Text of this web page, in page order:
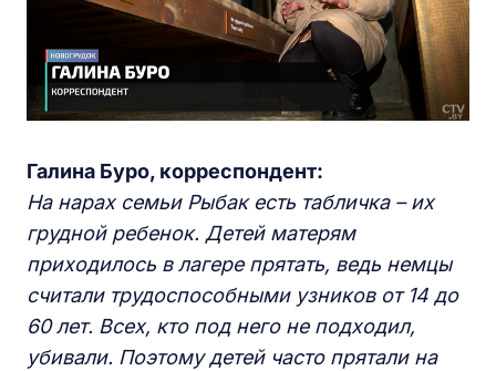
Галина Буро, корреспондент:
На нарах семьи Рыбак есть табличка – их
грудной ребенок. Детей матерям
приходилось в лагере прятать, ведь немцы
считали трудоспособными узников от 14 до
60 лет. Всех, кто под него не подходил,
убивали. Поэтому детей часто прятали на